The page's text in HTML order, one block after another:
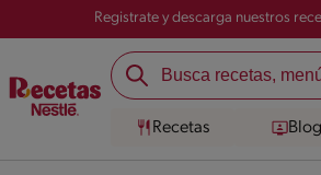
Registrate y descarga nuestros
Recetas Blog